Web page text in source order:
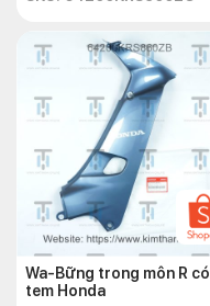
Wa-Bững trong môn R có
tem Honda